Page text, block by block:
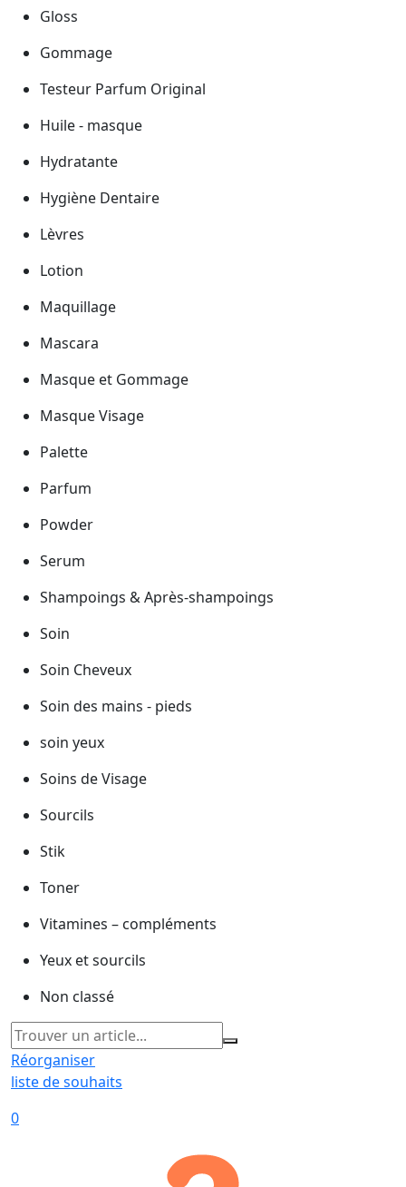
Gloss
Gommage
Testeur Parfum Original
Huile - masque
Hydratante
Hygiène Dentaire
Lèvres
Lotion
Maquillage
Mascara
Masque et Gommage
Masque Visage
Palette
Parfum
Powder
Serum
Shampoings & Après-shampoings
Soin
Soin Cheveux
Soin des mains - pieds
soin yeux
Soins de Visage
Sourcils
Stik
Toner
Vitamines – compléments
Yeux et sourcils
Non classé
Réorganiser
liste de souhaits
0